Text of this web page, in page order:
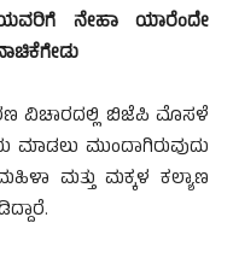
ನೇಹಾ ಯಾರೆಂದೇ
ವಿಚಾರದಲ್ಲಿ ಬಿಜೆಪಿ ಮೊಸಳೆ
ಮಾಡಲು ಮುಂದಾಗಿರುವುದು
ಮತ್ತು ಮಕ್ಕಳ ಕಲ್ಯಾಣ